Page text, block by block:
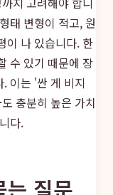
태 변형이 적고, 원
이 나 있습니다. 한
수 있기 때문에 장
이는 '싼 게 비지
도 충분히 높은 가치
다.
는 질문